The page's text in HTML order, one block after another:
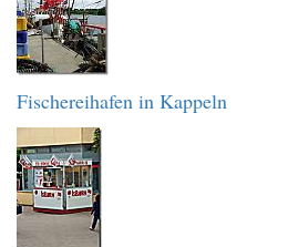
Fischereihafen in Kappeln